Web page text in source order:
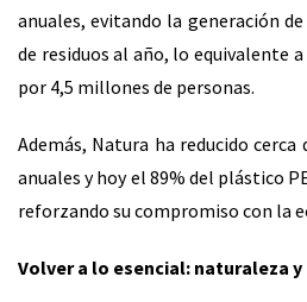
anuales, evitando la generación
de residuos al año, lo equivalente
por 4,5 millones de personas.
Además, Natura ha reducido cerca
anuales y hoy el 89% del plástico
reforzando su compromiso con la
Volver a lo esencial: naturaleza y